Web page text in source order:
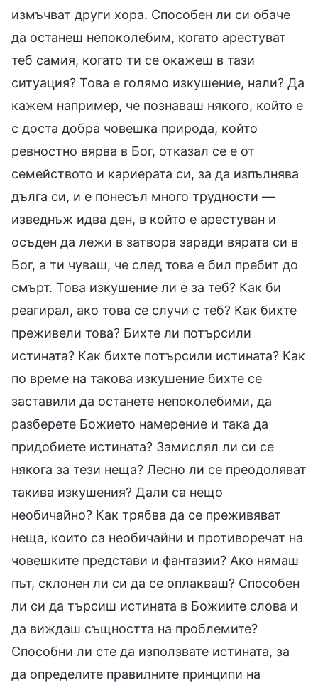
измъчват други хора. Способен ли си обаче
да останеш непоколебим, когато арестуват
теб самия, когато ти се окажеш в тази
ситуация? Това е голямо изкушение, нали? Да
кажем например, че познаваш някого, който е
с доста добра човешка природа, който
ревностно вярва в Бог, отказал се е от
семейството и кариерата си, за да изпълнява
дълга си, и е понесъл много трудности —
изведнъж идва ден, в който е арестуван и
осъден да лежи в затвора заради вярата си в
Бог, а ти чуваш, че след това е бил пребит до
смърт. Това изкушение ли е за теб? Как би
реагирал, ако това се случи с теб? Как бихте
преживели това? Бихте ли потърсили
истината? Как бихте потърсили истината? Как
по време на такова изкушение бихте се
заставили да останете непоколебими, да
разберете Божието намерение и така да
придобиете истината? Замислял ли си се
някога за тези неща? Лесно ли се преодоляват
такива изкушения? Дали са нещо
необичайно? Как трябва да се преживяват
неща, които са необичайни и противоречат на
човешките представи и фантазии? Ако нямаш
път, склонен ли си да се оплакваш? Способен
ли си да търсиш истината в Божиите слова и
да виждаш същността на проблемите?
Способни ли сте да използвате истината, за
да определите правилните принципи на